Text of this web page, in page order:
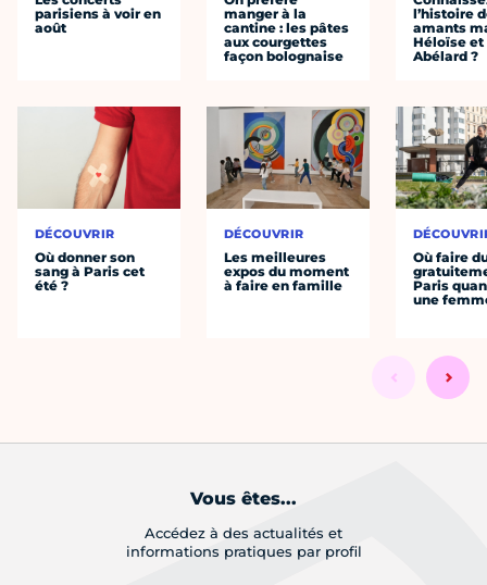
parisiens à voir en
août
DÉCOUVRIR
Où donner son
sang à Paris cet
été ?
manger à la
cantine : les pâtes
aux courgettes
façon bolognaise
DÉCOUVRIR
Les meilleures
expos du moment
à faire en famille
l’histoire
amants
Héloïse et
Abélard ?
Où faire
Paris
une
Vous êtes...
Accédez à des actualités et
informations pratiques par profil